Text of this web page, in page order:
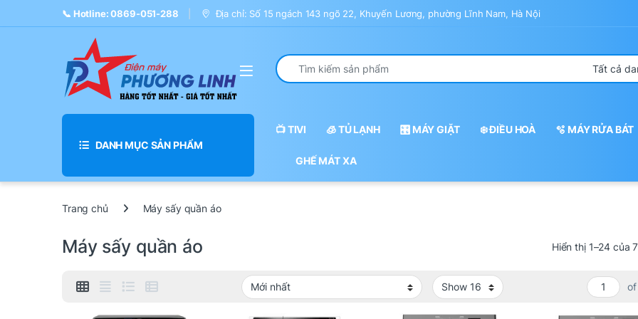
Skip to navigation
Skip to content📞 Hotline: 0869-051-288 Địa chỉ: Số 15 ngách 143 ngõ 22, Khuyến Lương, phường Lĩnh Nam, Hà Nội
Search for:
DANH MỤC SẢN PHẨM
📺 TIVI 🧊 TỦ LẠNH 🎛️ MÁY GIẶT ❄️ ĐIỀU HOÀ 🫧 MÁY RỬA BÁT
GHẾ MÁT XA
Trang chủ Máy sấy quần áo
Máy sấy quần áo Hiển thị 1–24 của
of